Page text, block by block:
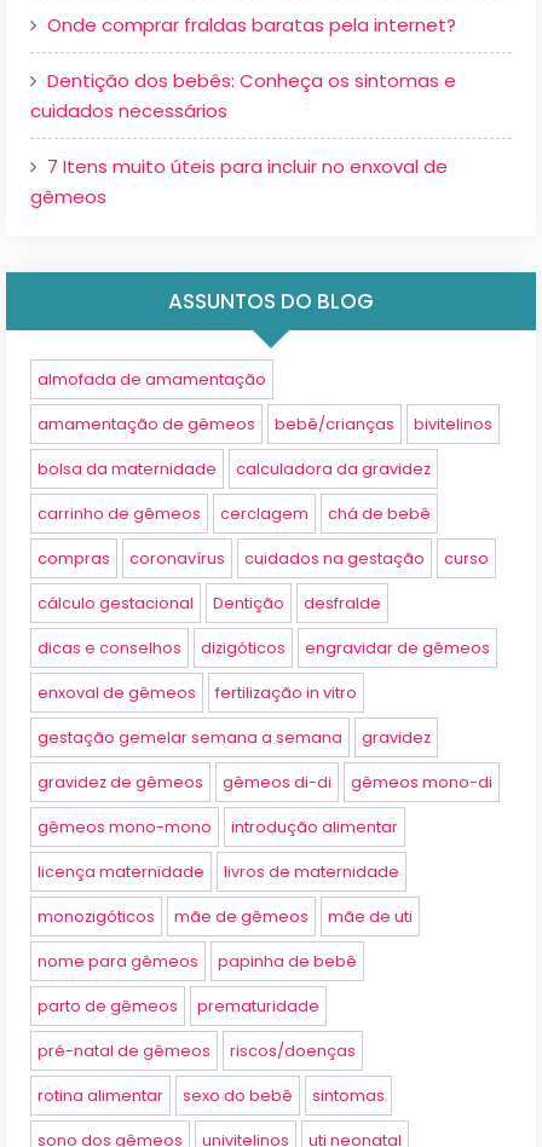
Onde comprar fraldas baratas pela internet?
Dentição dos bebês: Conheça os sintomas e
cuidados necessários
7 Itens muito úteis para incluir no enxoval de
gêmeos
ASSUNTOS DO BLOG
almofada de amamentação
amamentação de gêmeos bebê/crianças bivitelinos
bolsa da maternidade calculadora da gravidez
carrinho de gêmeos cerclagem chá de bebê
compras coronavírus cuidados na gestação curso
cálculo gestacional Dentição desfralde
dicas e conselhos dizigóticos engravidar de gêmeos
enxoval de gêmeos fertilização in vitro
gestação gemelar semana a semana gravidez
gravidez de gêmeos gêmeos di-di gêmeos mono-di
gêmeos mono-mono introdução alimentar
licença maternidade livros de maternidade
monozigóticos mãe de gêmeos mãe de uti
nome para gêmeos papinha de bebê
parto de gêmeos prematuridade
pré-natal de gêmeos riscos/doenças
rotina alimentar sexo do bebê sintomas
sono dos gêmeos univitelinos uti neonatal